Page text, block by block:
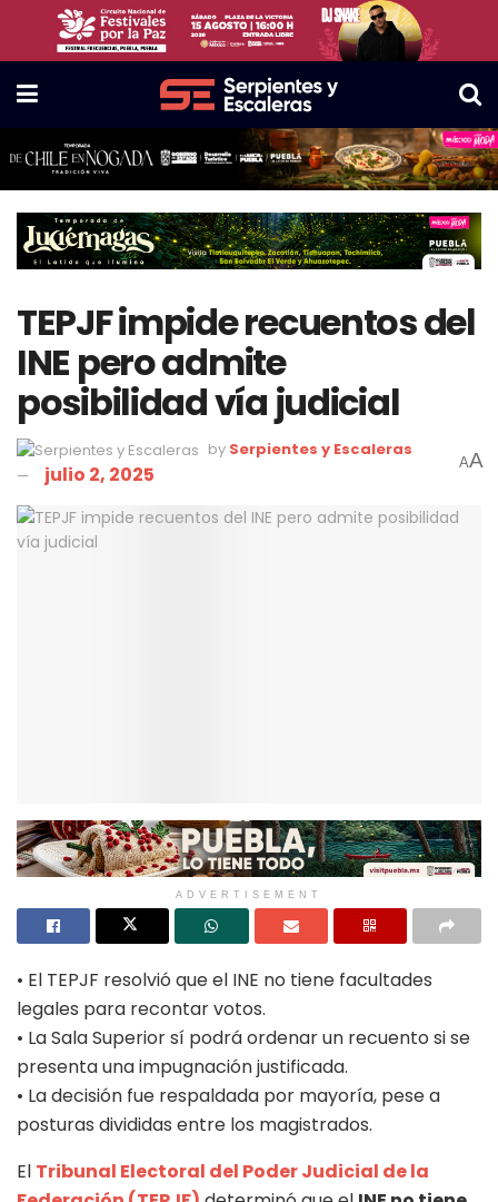
TEPJF impide recuentos del
INE pero admite
posibilidad vía judicial
by Serpientes y Escaleras
julio 2, 2025 AA
ADVERTISEMENT
• El TEPJF resolvió que el INE no tiene facultades
legales para recontar votos.
• La Sala Superior sí podrá ordenar un recuento si se
presenta una impugnación justificada.
• La decisión fue respaldada por mayoría, pese a
posturas divididas entre los magistrados.
El Tribunal Electoral del Poder Judicial de la